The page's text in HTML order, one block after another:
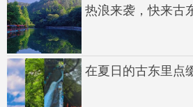
热浪来袭，快来古
在夏日的古东里点